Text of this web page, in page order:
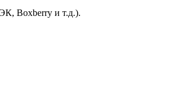
Boxberry и т.д.).